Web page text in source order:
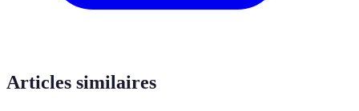
Articles similaires